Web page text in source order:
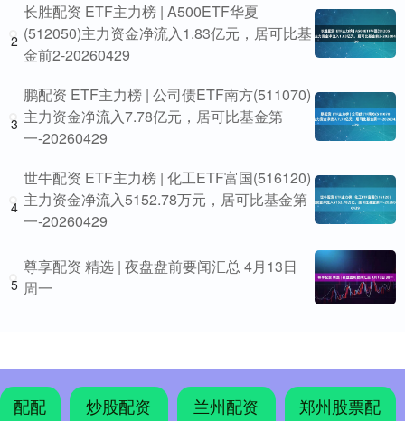
2
长胜配资 ETF主力榜 | A500ETF华夏
(512050)主力资金净流入1.83亿元，居可比基
金前2-20260429
3
鹏配资 ETF主力榜 | 公司债ETF南方(511070)
主力资金净流入7.78亿元，居可比基金第
一-20260429
4
世牛配资 ETF主力榜 | 化工ETF富国(516120)
主力资金净流入5152.78万元，居可比基金第
一-20260429
5
尊享配资 精选 | 夜盘盘前要闻汇总 4月13日
周一
配配
炒股配资
兰州配资
郑州股票配